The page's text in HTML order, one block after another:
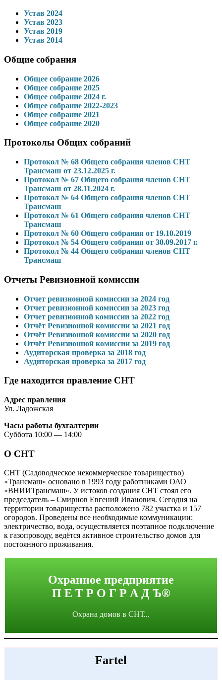
Устав 2024
Устав 2023
Устав 2019
Устав 2014
Общие собрания
Общее собрание 2026
Общее собрание 2025
Общее собрание 2024 г.
Общее собрание 2022-2023
Общее собрание 2021
Общее собрание 2020
Протоколы Общих собраний
Протокол № 68 Общего собрания членов СНТ
Трансмаш от 23.12.2025 г.
Протокол № 67 Общего собрания членов СНТ
Трансмаш от 28.11.2024 г.
Протокол № 64 Общего собрания членов СНТ
Трансмаш
Протокол № 61 Общего собрания членов СНТ
Трансмаш
Протокол № 60 Общего собрания от 19.10.2019
Протокол № 54 Общего собрания от 30.09.2017 г.
Протокол № 44 Общего собрания членов СНТ
Трансмаш
Отчеты Ревизионной комиссии
Отчет ревизионной комиссии за 2024 год
Отчет ревизионной комиссии за 2023 год
Отчет ревизионной комиссии за 2022 год
Отчёт Ревизионной комиссии за 2021 год
Отчёт Ревизионной комиссии за 2020 год
Отчёт Ревизионной комиссии за 2019 год
Аудиторская проверка за 2018 год
Аудиторская проверка за 2017 год
Где находится правление СНТ
Адрес правления
Ул. Ладожская
Часы работы бухгалтерии
Суббота 10:00 — 14:00
О СНТ
СНТ (Садоводческое некоммерческое товарищество)
«Трансмаш» основано в 1993 году работниками ОАО
«ВНИИТрансмаш». У истоков создания СНТ стоял его
председатель – Смирнов Евгений Иванович. Сегодня на
территории товарищества расположено 782 участка и 157
огородов. Проведены все необходимые коммуникации:
электричество, вода, осуществляется поэтапное подключение
к газопроводу, ведётся активное строительство домов для
постоянного проживания.
Охранное предприятие
П Е Т Р О Г Р А Д Ъ®
Охрана домов в СНТ...
Fartel